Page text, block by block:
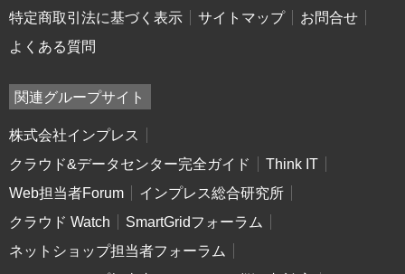
特定商取引法に基づく表示
サイトマップ
お問合せ
よくある質問
関連グループサイト
株式会社インプレス
クラウド&データセンター完全ガイド
Think IT
Web担当者Forum
インプレス総合研究所
クラウド Watch
SmartGridフォーラム
ネットショップ担当者フォーラム